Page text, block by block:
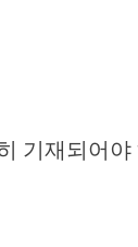
기재되어